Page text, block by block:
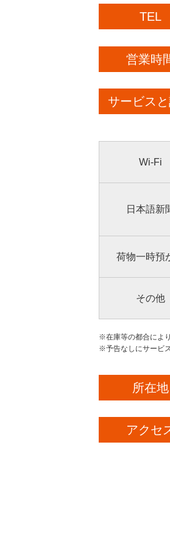
TEL
営業時
サービス
Wi-Fi
日本語新
荷物一時預
その他
※在庫等の都合によ
※予告なしにサービ
所在地
アクセ